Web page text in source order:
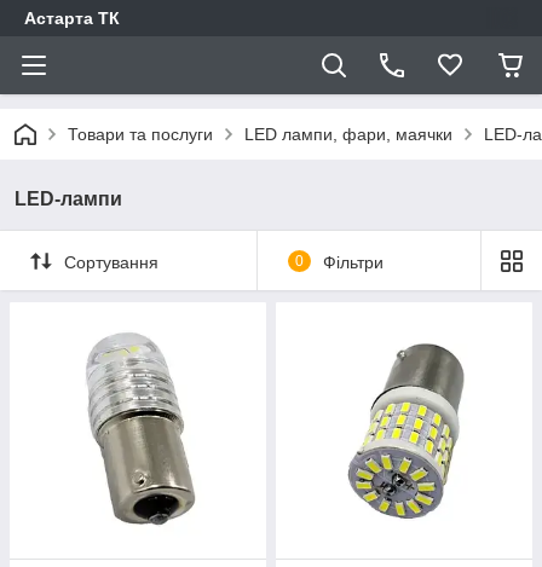
Астарта ТК
Товари та послуги LED лампи, фари, маячки LED-
LED-лампи
Сортування 0 Фільтри